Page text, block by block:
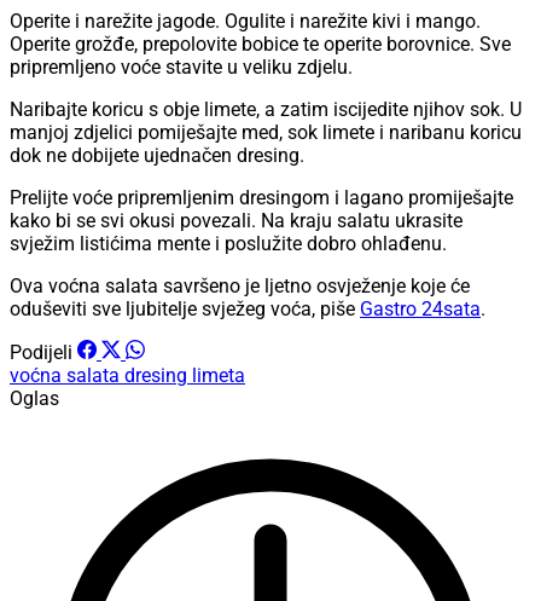
Operite i narežite jagode. Ogulite i narežite kivi i mango.
Operite grožđe, prepolovite bobice te operite borovnice. Sve
pripremljeno voće stavite u veliku zdjelu.
Naribajte koricu s obje limete, a zatim iscijedite njihov sok. U
manjoj zdjelici pomiješajte med, sok limete i naribanu koricu
dok ne dobijete ujednačen dresing.
Prelijte voće pripremljenim dresingom i lagano promiješajte
kako bi se svi okusi povezali. Na kraju salatu ukrasite
svježim listićima mente i poslužite dobro ohlađenu.
Ova voćna salata savršeno je ljetno osvježenje koje će
oduševiti sve ljubitelje svježeg voća, piše Gastro 24sata.
Podijeli
voćna salata dresing limeta
Oglas